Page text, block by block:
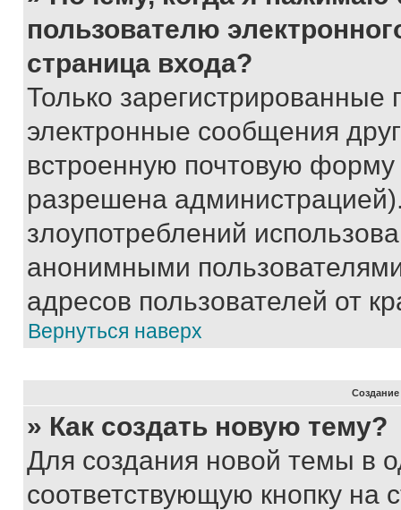
пользователю
страница входа?
Только зарегистрированные
электронные сообщения
встроенную почтовую
разрешена
злоупотреблений
анонимными
адресов пользователей от
Вернуться наверх
» Как создать новую тему?
Для создания новой темы в
соответствующую кнопку